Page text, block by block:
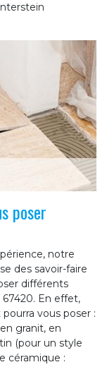
poser
notre
des savoir-faire
différents
En effet,
vous poser :
granit, en
(pour un style
céramique :